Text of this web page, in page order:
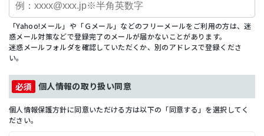
「Yahoo!メール」や「Ｇメール」などのフリーメールをご利用の方は、迷
惑メール対策などで登録完了のメールが届かないことがあります。
迷惑メールフォルダを確認していただくか、別のアドレスで登録くださ
い。
個人情報の取り扱い同意
個人情報保護方針に同意いただける方は以下の「同意する」を選択してく
ださい。